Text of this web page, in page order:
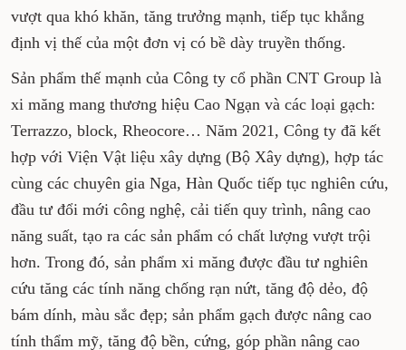
vượt qua khó khăn, tăng trưởng mạnh, tiếp tục khẳng
định vị thế của một đơn vị có bề dày truyền thống.
Sản phẩm thế mạnh của Công ty cổ phần CNT Group là
xi măng mang thương hiệu Cao Ngạn và các loại gạch:
Terrazzo, block, Rheocore… Năm 2021, Công ty đã kết
hợp với Viện Vật liệu xây dựng (Bộ Xây dựng), hợp tác
cùng các chuyên gia Nga, Hàn Quốc tiếp tục nghiên cứu,
đầu tư đổi mới công nghệ, cải tiến quy trình, nâng cao
năng suất, tạo ra các sản phẩm có chất lượng vượt trội
hơn. Trong đó, sản phẩm xi măng được đầu tư nghiên
cứu tăng các tính năng chống rạn nứt, tăng độ dẻo, độ
bám dính, màu sắc đẹp; sản phẩm gạch được nâng cao
tính thẩm mỹ, tăng độ bền, cứng, góp phần nâng cao